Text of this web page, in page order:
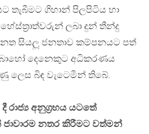
තැබීමට ගිහාන් පිලපිටිය හා
ලබා දුන් තීන්දු
සියලූ ජනතාව කම්පනයට පත්
දෙනෙකුට අධිකරණය
ලෙස බිඳ වැටෙමින් තිබේ.
රාජ්‍ය අනුග‍්‍රහය යටතේ
නතර කිරීමට වත්මන්